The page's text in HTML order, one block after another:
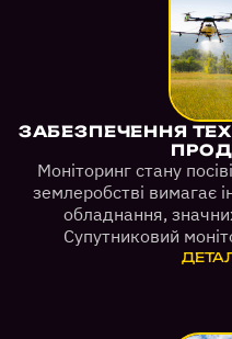
ЗАБЕЗПЕЧЕННЯ
Моніторинг стану
землеробстві вимагає
обладнання,
Супутниковий